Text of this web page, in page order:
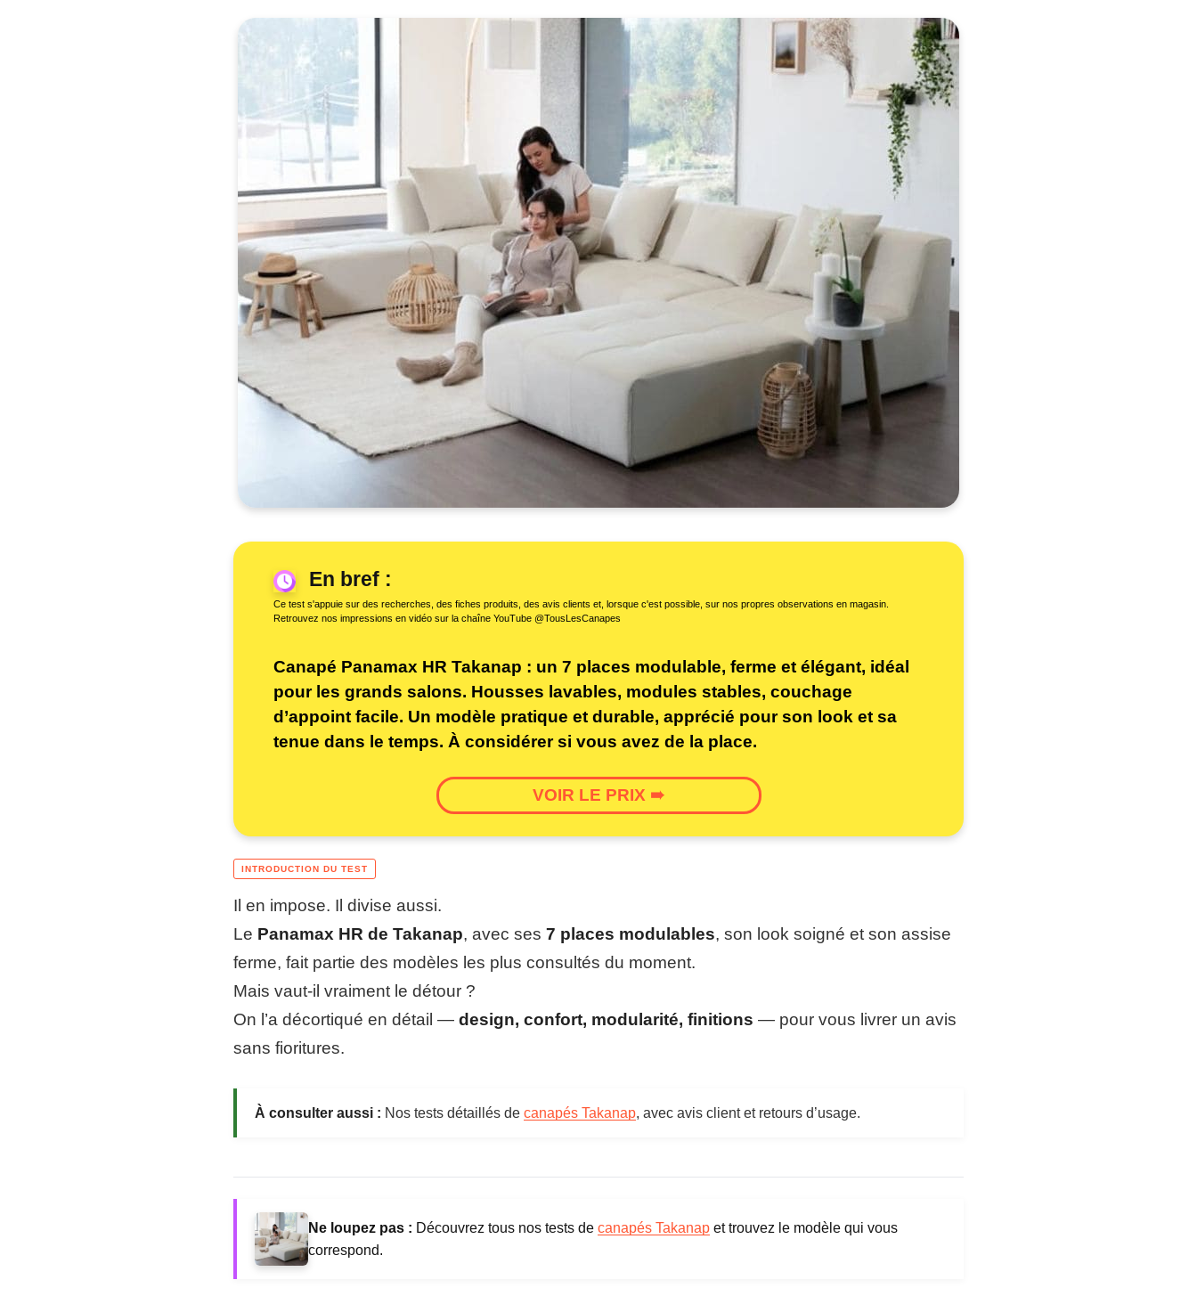
En bref :
Ce test s'appuie sur des recherches, des fiches produits, des avis clients et, lorsque c'est possible, sur nos propres observations en magasin.
Retrouvez nos impressions en vidéo sur la chaîne YouTube @TousLesCanapes
Canapé Panamax HR Takanap : un 7 places modulable, ferme et élégant, idéal
pour les grands salons. Housses lavables, modules stables, couchage
d’appoint facile. Un modèle pratique et durable, apprécié pour son look et sa
tenue dans le temps. À considérer si vous avez de la place.
VOIR LE PRIX ➠
Il en impose. Il divise aussi.
Le Panamax HR de Takanap, avec ses 7 places modulables, son look soigné et son assise
ferme, fait partie des modèles les plus consultés du moment.
Mais vaut-il vraiment le détour ?
On l’a décortiqué en détail — design, confort, modularité, finitions — pour vous livrer un avis
sans fioritures.
À consulter aussi : Nos tests détaillés de canapés Takanap, avec avis client et retours d’usage.
Ne loupez pas : Découvrez tous nos tests de canapés Takanap et trouvez le modèle qui vous
correspond.